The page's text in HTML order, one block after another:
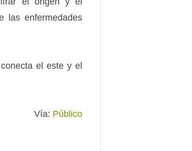
las enfermedades
el este y el
Vía: Público